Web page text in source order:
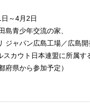
～4月2日
島青少年交流の家、
ジャパン広島工場／広島
スカウト日本連盟に所属
府県から参加予定）